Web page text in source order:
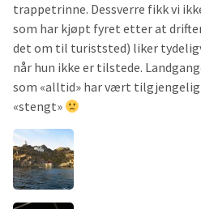
trappetrinne. Dessverre fikk vi
som har kjøpt fyret etter at
det om til turiststed) liker
når hun ikke er tilstede.
som «alltid» har vært
«stengt»